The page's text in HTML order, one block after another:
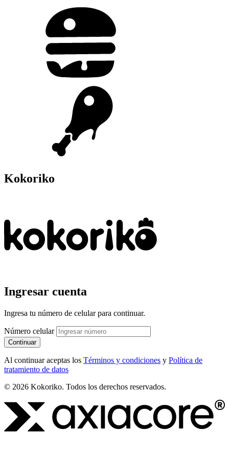
Kokoriko
Ingresar cuenta
Ingresa tu número de celular para continuar.
Número celular
Continuar
Al continuar aceptas los Términos y condiciones y Política de
tratamiento de datos
© 2026 Kokoriko. Todos los derechos reservados.